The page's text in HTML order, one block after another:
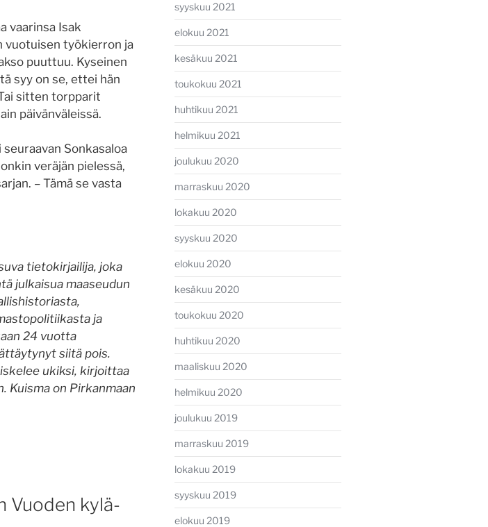
vaarinsa Isak
vuotuisen työkierron ja
puuttuu. Kyseinen
syy on se, ettei hän
sitten torpparit
päivänväleissä.
Sonkasaloa
veräjän pielessä,
– Tämä se vasta
tietokirjailija, joka
julkaisua maaseudun
ja
24 vuotta
siitä pois.
ukiksi, kirjoittaa
Kuisma on Pirkanmaan
Vuoden kylä-
syyskuu 2021
elokuu 2021
kesäkuu 2021
toukokuu 2021
huhtikuu 2021
helmikuu 2021
joulukuu 2020
marraskuu 2020
lokakuu 2020
syyskuu 2020
elokuu 2020
kesäkuu 2020
toukokuu 2020
huhtikuu 2020
maaliskuu 2020
helmikuu 2020
joulukuu 2019
marraskuu 2019
lokakuu 2019
syyskuu 2019
elokuu 2019